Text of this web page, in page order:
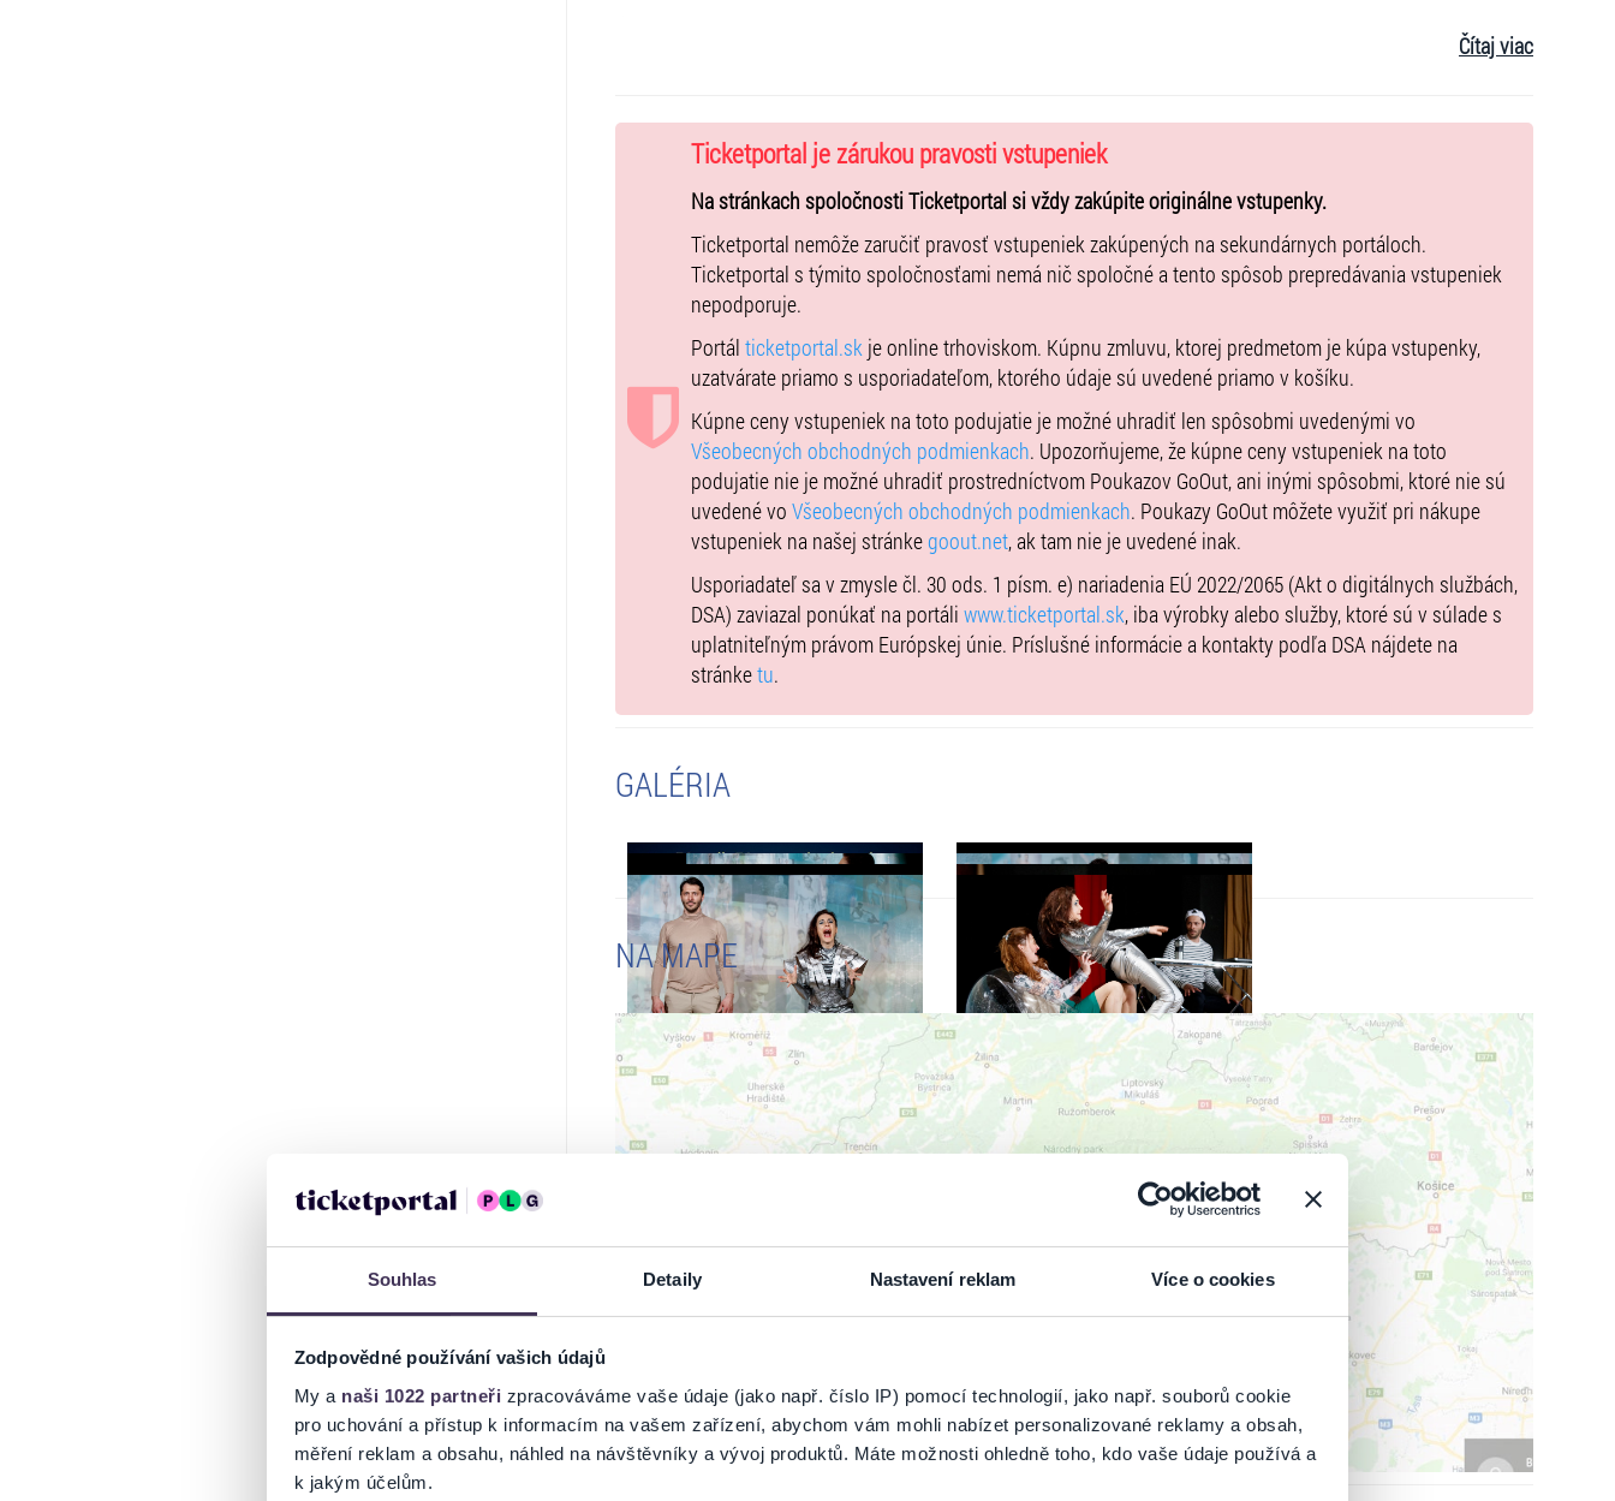
Souhlas Detaily Nastavení reklam Více o cookies
Zodpovědné používání vašich údajů
My a naši 1022 partneři zpracováváme vaše údaje (jako např. číslo IP) pomocí technologií, jako např. souborů cookie
pro uchování a přístup k informacím na vašem zařízení, abychom vám mohli nabízet personalizované reklamy a obsah,
měření reklam a obsahu, náhled na návštěvníky a vývoj produktů. Máte možnosti ohledně toho, kdo vaše údaje používá a
k jakým účelům.
Preklad: Martin Machata
Réžia : Michal Babiak
Scéna a kostýmy : Monika Zimányiová
Produkcia: DIVAdlo DIVA
Čítaj viac
Ticketportal je zárukou pravosti vstupeniek
Na stránkach spoločnosti Ticketportal si vždy zakúpite originálne vstupenky.
Ticketportal nemôže zaručiť pravosť vstupeniek zakúpených na sekundárnych portáloch.
Ticketportal s týmito spoločnosťami nemá nič spoločné a tento spôsob prepredávania vstupeniek
nepodporuje.
Portál ticketportal.skje online trhoviskom. Kúpnu zmluvu, ktorej predmetom je kúpa vstupenky,
uzatvárate priamo s usporiadateľom, ktorého údaje sú uvedené priamo v košíku.
Kúpne ceny vstupeniek na toto podujatie je možné uhradiť len spôsobmi uvedenými vo
Všeobecných obchodných podmienkach. Upozorňujeme, že kúpne ceny vstupeniek na toto
podujatie nie je možné uhradiť prostredníctvom Poukazov GoOut, ani inými spôsobmi, ktoré nie sú
uvedené vo Všeobecných obchodných podmienkach. Poukazy GoOut môžete využiť pri nákupe
vstupeniek na našej stránkegoout.net, ak tam nie je uvedené inak.
Usporiadateľ sa v zmysle čl. 30 ods. 1 písm. e) nariadenia EÚ 2022/2065 (Akt o digitálnych službách,
DSA) zaviazal ponúkať na portáli www.ticketportal.sk, iba výrobky alebo služby, ktoré sú v súlade s
uplatniteľným právom Európskej únie. Príslušné informácie a kontakty podľa DSA nájdete na
stránketu.
GALÉRIA
NA MAPE